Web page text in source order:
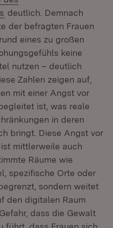
(Öffnet in neuem Fenster)
deutlich. Demnach
der befragten Frauen
eines zu großen
keine
nutzen – deutlich
Zahlen zeigen auf,
mit einer Angst vor
ist, was reale
in deren
bringt. Diese Angst vor
mittlerweile auch
Räume wie
spezifische Orte oder
sondern weitet
den digitalen Raum
dass die Gewalt